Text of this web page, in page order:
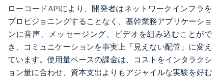
ローコードAPIにより、開発者はネットワークインフラを
プロビジョニングすることなく、基幹業務アプリケーショ
ンに音声、メッセージング、ビデオを組み込むことがで
き、コミュニケーションを事実上「見えない配管」に変え
ています。使用量ベースの課金は、コストをインタラクシ
ョン量に合わせ、資本支出よりもアジャイルな実験を好む